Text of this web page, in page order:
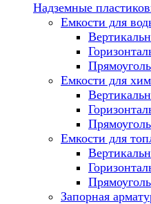
Надземные
Емкости для
Емкости для
Емкоcти для
Запорная